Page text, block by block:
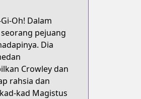
Oh! Dalam
pejuang
Dia
Crowley dan
rahsia dan
kad Magistus